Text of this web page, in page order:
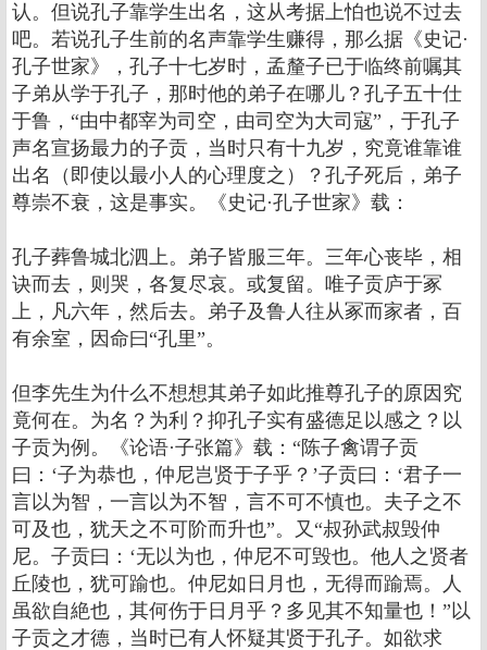
认。但说孔子靠学生出名，这从考据上怕也说不过去
吧。若说孔子生前的名声靠学生赚得，那么据《史记·
孔子世家》，孔子十七岁时，孟釐子已于临终前嘱其
子弟从学于孔子，那时他的弟子在哪儿？孔子五十仕
于鲁，“由中都宰为司空，由司空为大司寇”，于孔子
声名宣扬最力的子贡，当时只有十九岁，究竟谁靠谁
出名（即使以最小人的心理度之）？孔子死后，弟子
尊崇不衰，这是事实。《史记·孔子世家》载：
孔子葬鲁城北泗上。弟子皆服三年。三年心丧毕，相
诀而去，则哭，各复尽哀。或复留。唯子贡庐于冢
上，凡六年，然后去。弟子及鲁人往从冢而家者，百
有余室，因命曰“孔里”。
但李先生为什么不想想其弟子如此推尊孔子的原因究
竟何在。为名？为利？抑孔子实有盛德足以感之？以
子贡为例。《论语·子张篇》载：“陈子禽谓子贡
曰：‘子为恭也，仲尼岂贤于子乎？’子贡曰：‘君子一
言以为智，一言以为不智，言不可不慎也。夫子之不
可及也，犹天之不可阶而升也”。又“叔孙武叔毁仲
尼。子贡曰：‘无以为也，仲尼不可毁也。他人之贤者
丘陵也，犹可踰也。仲尼如日月也，无得而踰焉。人
虽欲自絶也，其何伤于日月乎？多见其不知量也！”以
子贡之才德，当时已有人怀疑其贤于孔子。如欲求